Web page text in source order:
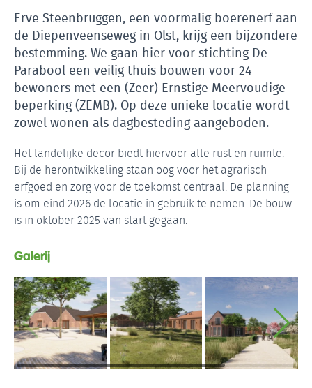
Erve Steenbruggen, een voormalig boerenerf aan
de Diepenveenseweg in Olst, krijg een bijzondere
bestemming. We gaan hier voor stichting De
Parabool een veilig thuis bouwen voor 24
bewoners met een (Zeer) Ernstige Meervoudige
beperking (ZEMB). Op deze unieke locatie wordt
zowel wonen als dagbesteding aangeboden.
Het landelijke decor biedt hiervoor alle rust en ruimte.
Bij de herontwikkeling staan oog voor het agrarisch
erfgoed en zorg voor de toekomst centraal. De planning
is om eind 2026 de locatie in gebruik te nemen. De bouw
is in oktober 2025 van start gegaan.
Galerij